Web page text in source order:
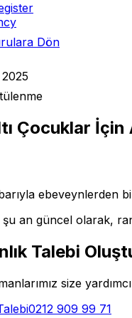
Dön
Çocuklar
ebeveynlerden
şu an güncel olarak,
Talebi
size
0212 909 99 71